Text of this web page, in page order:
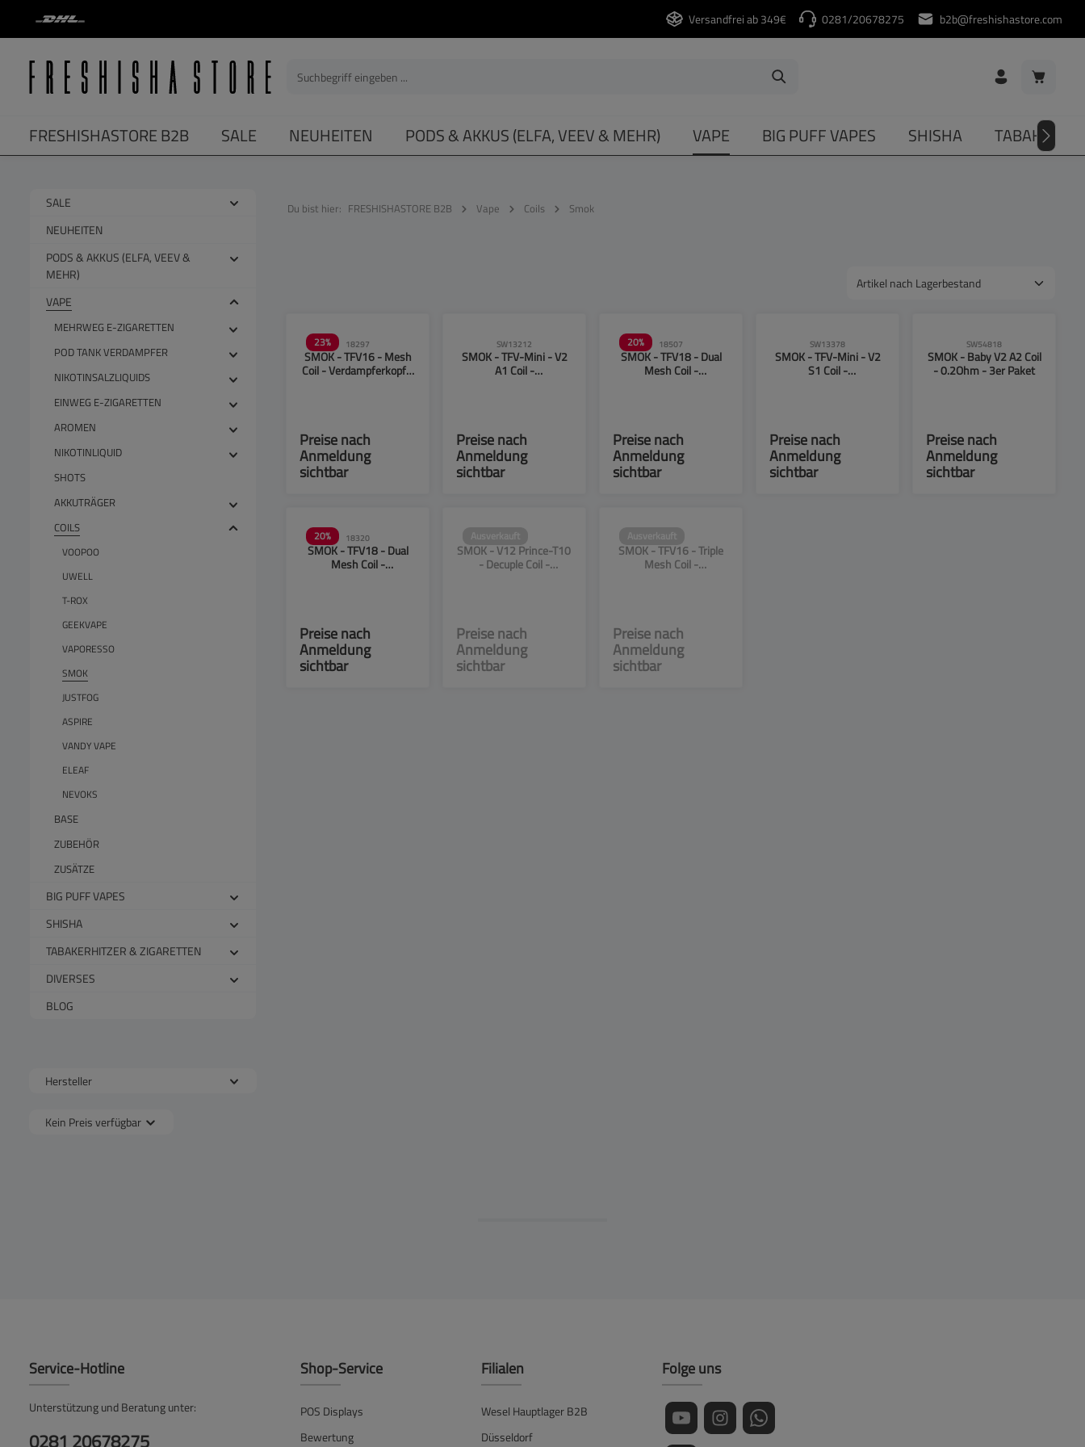
Zur Hauptnavigation springen Versandfrei ab 349€ 0281/20678275 b2b@freshishastore.com
FRESHISHASTORE B2B SALE NEUHEITEN PODS & AKKUS (ELFA, VEEV & MEHR) VAPE BIG PUFF VAPES SHISHA
SALE
NEUHEITEN
PODS & AKKUS (ELFA, VEEV &
MEHR)
VAPE
MEHRWEG E-ZIGARETTEN
POD TANK VERDAMPFER
NIKOTINSALZLIQUIDS
EINWEG E-ZIGARETTEN
AROMEN
NIKOTINLIQUID
SHOTS
AKKUTRÄGER
COILS
VOOPOO
UWELL
T-ROX
GEEKVAPE
VAPORESSO
SMOK
JUSTFOG
ASPIRE
VANDY VAPE
ELEAF
NEVOKS
BASE
ZUBEHÖR
ZUSÄTZE
BIG PUFF VAPES
SHISHA
TABAKERHITZER & ZIGARETTEN
DIVERSES
BLOG
Hersteller
Kein Preis verfügbar
Du bist hier: FRESHISHASTORE B2B Vape Coils Smok
23% 18297
SMOK - TFV16 - Mesh
Coil - Verdampferkopf -
Preise nach
Anmeldung
sichtbar
SW13212
SMOK - TFV-Mini - V2
A1 Coil -
Preise nach
Anmeldung
sichtbar
20% 18507
SMOK - TFV18 - Dual
Mesh Coil -
Preise nach
Anmeldung
sichtbar
SW13378
SMOK - TFV-Mini - V2
S1 Coil -
Preise nach
Anmeldung
sichtbar
SW54818
SMOK - Baby V2 A2 Coil
- 0.2Ohm - 3er Paket
Preise nach
Anmeldung
sichtbar
20% 18320
SMOK - TFV18 - Dual
Mesh Coil -
Preise nach
Anmeldung
sichtbar
SMOK - V12 Prince-T10
- Decuple Coil -
Preise nach
Anmeldung
sichtbar
SMOK - TFV16 - Triple
Mesh Coil -
Preise nach
Anmeldung
sichtbar
Service-Hotline
Unterstützung und Beratung unter:
0281 20678275
Shop-Service
POS Displays
Bewertung
Filialen
Wesel Hauptlager B2B
Düsseldorf
Folge uns